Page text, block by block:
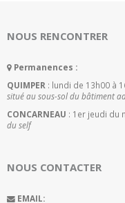
NOUS RENCONTRER
Permanences :
QUIMPER : lundi de 13h00 à
situé au sous-sol du bâtiment
CONCARNEAU : 1er jeudi du
du self
NOUS CONTACTER
EMAIL: